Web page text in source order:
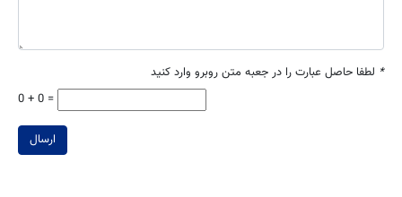
* لطفا حاصل عبارت را در جعبه متن روبرو وارد کنید
0 + 0 =
ارسال